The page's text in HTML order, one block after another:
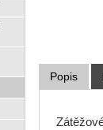
Popis